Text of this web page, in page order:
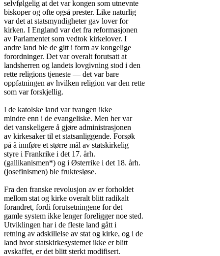
selvfølgelig at det var kongen som utnevnte
biskoper og ofte også prester. Like naturlig
var det at statsmyndigheter gav lover for
kirken. I England var det fra reformasjonen
av Parlamentet som vedtok kirkelover. I
andre land ble de gitt i form av kongelige
forordninger. Det var overalt forutsatt at
landsherren og landets lovgivning stod i den
rette religions tjeneste — det var bare
oppfatningen av hvilken religion var den rette
som var forskjellig.
I de katolske land var tvangen ikke
mindre enn i de evangeliske. Men her var
det vanskeligere å gjøre administrasjonen
av kirkesaker til et statsanliggende. Forsøk
på å innføre et større mål av statskirkelig
styre i Frankrike i det 17. årh.
(gallikanismen*) og i Østerrike i det 18. årh.
(josefinismen) ble fruktesløse.
Fra den franske revolusjon av er forholdet
mellom stat og kirke overalt blitt radikalt
forandret, fordi forutsetningene for det
gamle system ikke lenger foreligger noe sted.
Utviklingen har i de fleste land gått i
retning av adskillelse av stat og kirke, og i de
land hvor statskirkesystemet ikke er blitt
avskaffet, er det blitt sterkt modifisert.